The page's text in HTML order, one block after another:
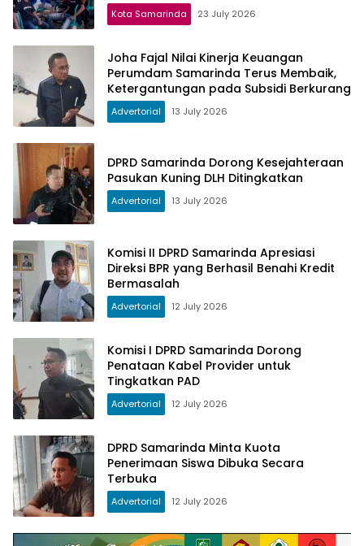
Kota Samarinda 23 July 2026
Joha Fajal Nilai Kinerja Keuangan
Perumdam Samarinda Terus Membaik,
Ketergantungan pada Subsidi Berkurang
Advertorial 13 July 2026
DPRD Samarinda Dorong Kesejahteraan
Pasukan Kuning DLH Ditingkatkan
Advertorial 13 July 2026
Komisi II DPRD Samarinda Apresiasi
Direksi BPR yang Berhasil Benahi Kredit
Bermasalah
Advertorial 12 July 2026
Komisi I DPRD Samarinda Dorong
Penataan Kabel Provider untuk
Tingkatkan PAD
Advertorial 12 July 2026
DPRD Samarinda Minta Kuota
Penerimaan Siswa Dibuka Secara
Terbuka
Advertorial 12 July 2026